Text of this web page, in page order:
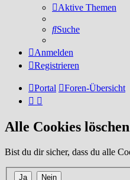
Aktive Themen
Suche
Anmelden
Registrieren
Portal Foren-Übersicht
Alle Cookies löschen
Bist du dir sicher, dass du alle